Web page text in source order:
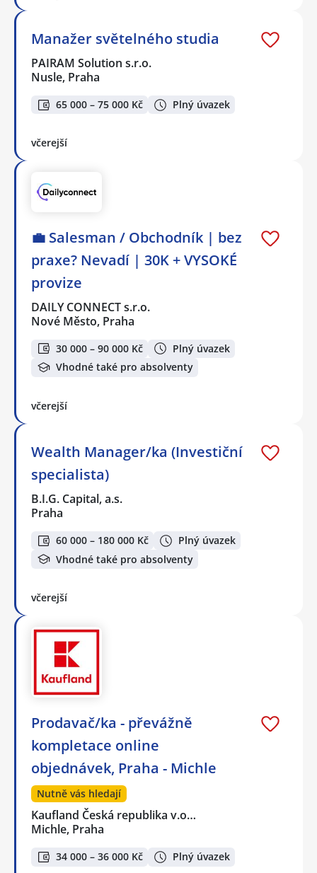
Manažer světelného studia
PAIRAM Solution s.r.o.
Nusle, Praha
65 000 – 75 000 Kč Plný úvazek
včerejší
💼 Salesman / Obchodník | bez
praxe? Nevadí | 30K + VYSOKÉ
provize
DAILY CONNECT s.r.o.
Nové Město, Praha
30 000 – 90 000 Kč
Plný úvazek
Vhodné také pro absolventy
včerejší
Wealth Manager/ka (Investiční
specialista)
B.I.G. Capital, a.s.
Praha
60 000 – 180 000 Kč
Plný úvazek
Vhodné také pro absolventy
včerejší
Prodavač/ka - převážně
kompletace online
objednávek, Praha - Michle
Nutně vás hledají
Kaufland Česká republika v.o…
Michle, Praha
34 000 – 36 000 Kč Plný úvazek